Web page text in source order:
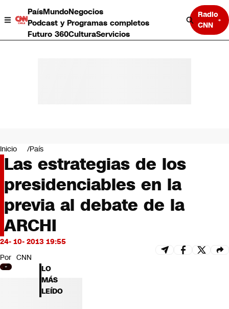
PaísMundoNegocios
Podcast y Programas completos
Futuro 360CulturaServicios
Radio
CNN
Negocios
Deportes
Programas completos
Cultura
Servicios
Bits
CNN tiempo
Futuro 360
Inicio País
Las estrategias de los
presidenciables en la
previa al debate de la
ARCHI
24- 10- 2013 19:55
Por CNN
LO
MÁS
LEÍDO